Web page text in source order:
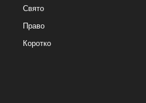
Свято
Право
Коротко